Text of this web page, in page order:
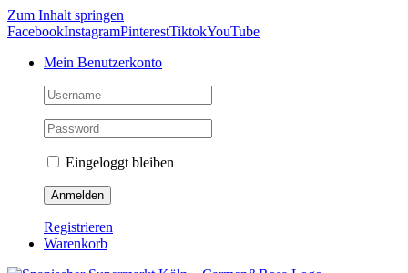
Zum Inhalt springen
FacebookInstagramPinterestTiktokYouTube
Mein Benutzerkonto
Eingeloggt bleiben
Registrieren
Warenkorb